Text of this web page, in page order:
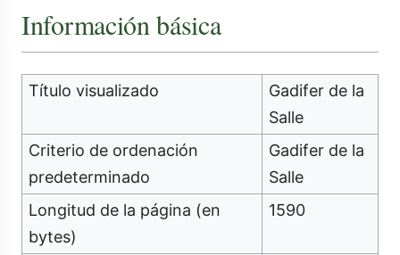
Información básica
Título visualizado
Gadifer de la
Salle
Criterio de ordenación
predeterminado
Gadifer de la
Salle
Longitud de la página (en
bytes)
1590